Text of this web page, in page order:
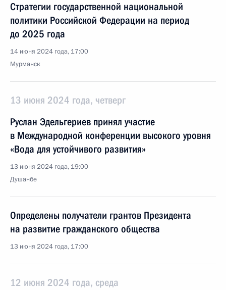
Стратегии государственной национальной
политики Российской Федерации на период
до 2025 года
14 июня 2024 года, 17:00
Мурманск
13 июня 2024 года, четверг
Руслан Эдельгериев принял участие
в Международной конференции высокого уровня
«Вода для устойчивого развития»
13 июня 2024 года, 19:00
Душанбе
Определены получатели грантов Президента
на развитие гражданского общества
13 июня 2024 года, 17:00
12 июня 2024 года, среда